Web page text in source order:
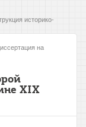
историко-
на
XIX